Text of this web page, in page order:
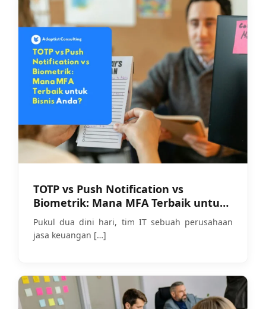
TOTP vs Push Notification vs
Biometrik: Mana MFA Terbaik untuk
Bisnis Anda?
Pukul dua dini hari, tim IT sebuah perusahaan
jasa keuangan […]